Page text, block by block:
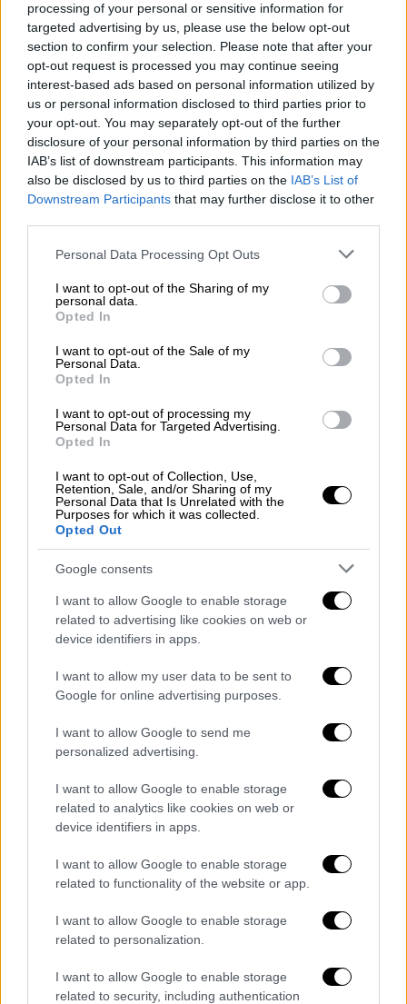
processing of your personal or sensitive information for
targeted advertising by us, please use the below opt-out
section to confirm your selection. Please note that after your
opt-out request is processed you may continue seeing
interest-based ads based on personal information utilized by
us or personal information disclosed to third parties prior to
your opt-out. You may separately opt-out of the further
disclosure of your personal information by third parties on the
IAB’s list of downstream participants. This information may
also be disclosed by us to third parties on the IAB’s List of
Downstream Participants that may further disclose it to other
Please note that this website/app uses one or more Google
not limited to your visit or usage behaviour. You may click to
grant or deny consent to Google and its third-party tags to
use your data for below specified purposes in below Google
consent section.
Personal Data Processing Opt Outs
I want to opt-out of the Sharing of my
personal data.
Opted In
I want to opt-out of the Sale of my
Personal Data.
Opted In
I want to opt-out of processing my
Personal Data for Targeted Advertising.
Opted In
I want to opt-out of Collection, Use,
Retention, Sale, and/or Sharing of my
Personal Data that Is Unrelated with the
Purposes for which it was collected.
Opted Out
Google consents
I want to allow Google to enable storage
related to advertising like cookies on web or
device identifiers in apps.
I want to allow my user data to be sent to
Google for online advertising purposes.
I want to allow Google to send me
personalized advertising.
I want to allow Google to enable storage
related to analytics like cookies on web or
device identifiers in apps.
I want to allow Google to enable storage
related to functionality of the website or app.
I want to allow Google to enable storage
related to personalization.
I want to allow Google to enable storage
related to security, including authentication
Σαν Σήμερα| 12.04.2024 00:00
Δ’ Σταυροφορία: όταν οι Δυτικοί άνοιξαν
την Κερκόπορτα της
Κωνσταντινούπολης στους Οθωμανούς
«Το φως, το οποίο έκαιγε διαρκώς σε μια
γλώσσα που δεν είχε ποτέ λησμονηθεί και
των εγγραμμάτων, είχε σβήσει»!
Σαν Σήμερα |25.12.2023 00:00
αγάπη στη Βυζαντινή Αυτοκρατορία:
δολοφονίες, τυφλώσεις, σφαγές και Επί
Γης Ειρήνη
Ήταν το 376, όταν καθιερώθηκε στην
Ανατολική Ρωμαϊκή Αυτοκρατορία- που
εμείς ονομάζουμε Βυζαντινή- η γιορτή των
Χριστουγέννων στις 25 Δεκεμβρίου και από
άφθονα…